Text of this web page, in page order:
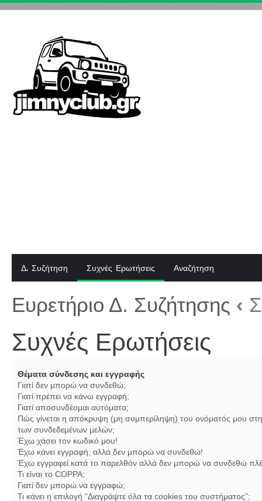
Δ. Συζήτηση Συχνές Ερωτήσεις Αναζήτηση
Ευρετήριο Δ. Συζήτησης ‹
Συχνές Ερωτήσεις
Θέματα σύνδεσης και εγγραφής
Γιατί δεν μπορώ να συνδεθώ;
Γιατί πρέπει να κάνω εγγραφή;
Γιατί αποσυνδέομαι αυτόματα;
Πώς γίνεται η απόκρυψη (μη συμπερίληψη) του ονόματός μου στη
των συνδεδεμένων μελών;
Έχω χάσει τον κωδικό μου!
Έχω κάνει εγγραφή, αλλά δεν μπορώ να συνδεθώ!
Έχω εγγραφεί κατά το παρελθόν αλλά δεν μπορώ να συνδεθώ
Τι είναι το COPPA;
Γιατί δεν μπορώ να εγγραφώ;
Τι κάνει η επιλογή “Διαγράψτε όλα τα cookies του συστήματος”;